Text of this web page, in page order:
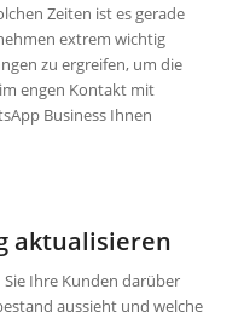
Zeiten ist es gerade
extrem wichtig
zu ergreifen, um die
engen Kontakt mit
Business Ihnen
aktualisieren
Ihre Kunden darüber
aussieht und welche